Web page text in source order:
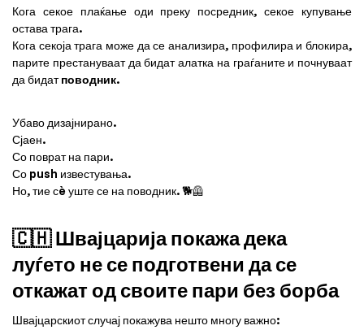
Кога секое плаќање оди преку посредник, секое купување
остава трага.
Кога секоја трага може да се анализира, профилира и блокира,
парите престануваат да бидат алатка на граѓаните и почнуваат
да бидатповодник.
Убаво дизајнирано.
Сјаен.
Со поврат на пари.
Со push известувања.
Но, тие сè уште се на поводник. 🐕🦺
🇨🇭 Швајцарија покажа дека
луѓето не се подготвени да се
откажат од своите пари без борба
Швајцарскиот случај покажува нешто многу важно: